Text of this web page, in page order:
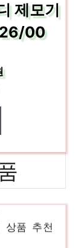
제모기
00
품 추천